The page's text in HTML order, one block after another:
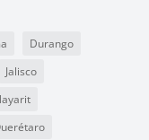
Durango
Jalisco